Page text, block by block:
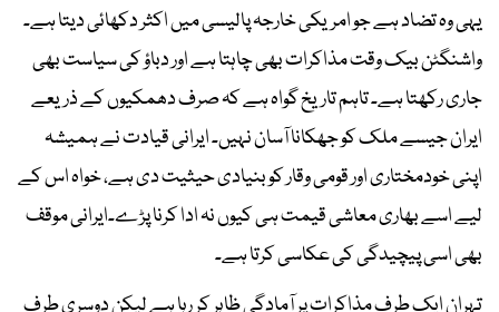
یہی وہ تضاد ہے جو امریکی خارجہ پالیسی میں اکثر دکھائی دیتا ہے۔
واشنگٹن بیک وقت مذاکرات بھی چاہتا ہے اور دباؤ کی سیاست بھی
جاری رکھتا ہے۔ تاہم تاریخ گواہ ہے کہ صرف دھمکیوں کے ذریعے
ایران جیسے ملک کو جھکانا آسان نہیں۔ ایرانی قیادت نے ہمیشہ
اپنی خودمختاری اور قومی وقار کو بنیادی حیثیت دی ہے، خواہ اس کے
لیے اسے بھاری معاشی قیمت ہی کیوں نہ ادا کرنا پڑے۔ایرانی موقف
بھی اسی پیچیدگی کی عکاسی کرتا ہے۔
تہران ایک طرف مذاکرات پر آمادگی ظاہر کر رہا ہے لیکن دوسری طرف